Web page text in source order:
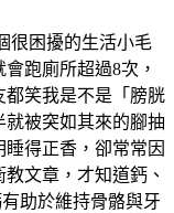
很困擾的生活小毛
跑廁所超過8次，
都笑我是不是「膀胱
被突如其來的腳抽
得正香，卻常常因
文章，才知道鈣、
助於維持骨骼與牙